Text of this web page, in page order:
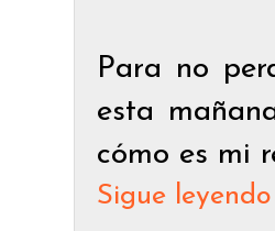
Para no
esta
cómo es mi
Sigue